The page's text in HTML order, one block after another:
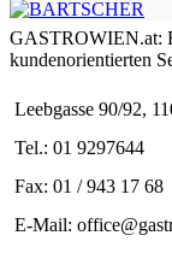
GASTROWIEN.at:
kundenorientierten
Leebgasse 90/92,
Tel.: 01 9297644
Fax: 01 / 943 17 68
E-Mail: